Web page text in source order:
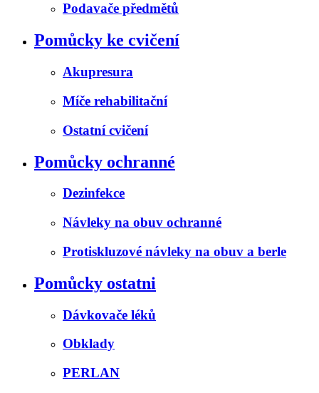
Podavače předmětů
Pomůcky ke cvičení
Akupresura
Míče rehabilitační
Ostatní cvičení
Pomůcky ochranné
Dezinfekce
Návleky na obuv ochranné
Protiskluzové návleky na obuv a berle
Pomůcky ostatni
Dávkovače léků
Obklady
PERLAN